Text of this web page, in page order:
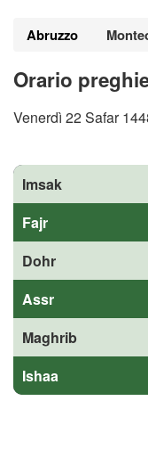
Abruzzo
Orario
Venerdì 22 Safar
Imsak
Fajr
Dohr
Assr
Maghrib
Ishaa